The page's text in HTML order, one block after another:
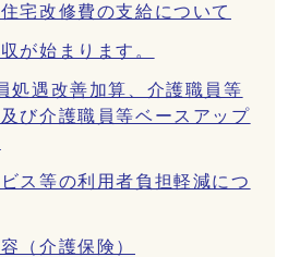
宅改修費の支給について
が始まります。
処遇改善加算、介護職員等
び介護職員等ベースアップ
ス等の利用者負担軽減につ
（介護保険）